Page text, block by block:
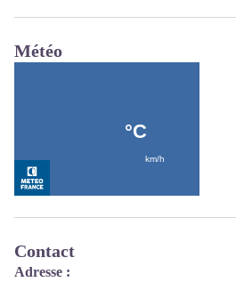
Météo
Contact
Adresse :